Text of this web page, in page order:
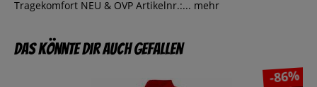
Tragekomfort NEU & OVP Artikelnr.:... mehr
Das könnte dir auch gefallen
-86%